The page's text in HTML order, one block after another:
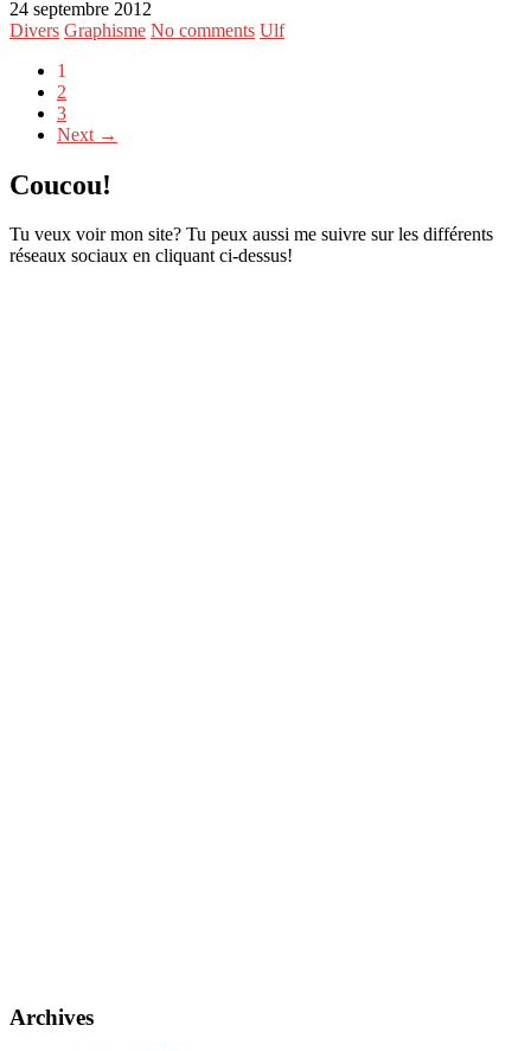
24 septembre 2012
Divers Graphisme No comments Ulf
1
2
3
Next →
Coucou!
Tu veux voir mon site? Tu peux aussi me suivre sur les différents
réseaux sociaux en cliquant ci-dessus!
Archives